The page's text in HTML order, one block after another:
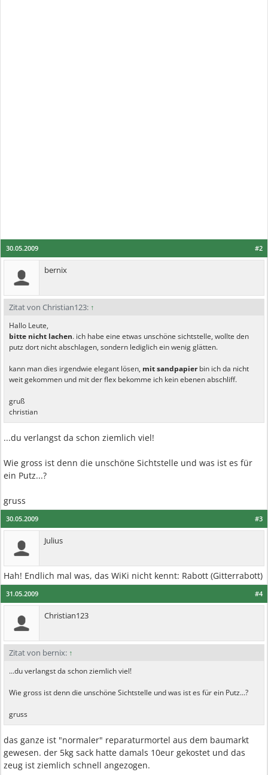
#2
30.05.2009
bernix
Zitat von Christian123: ↑
Hallo Leute,
bitte nicht lachen. ich habe eine etwas unschöne sichtstelle, wollte den
putz dort nicht abschlagen, sondern lediglich ein wenig glätten.
kann man dies irgendwie elegant lösen, mit sandpapierbin ich da nicht
weit gekommen und mit der flex bekomme ich kein ebenen abschliff.
gruß
christian
...du verlangst da schon ziemlich viel!
Wie gross ist denn die unschöne Sichtstelle und was ist es für
ein Putz...?
gruss
#3
30.05.2009
Julius
Hah! Endlich mal was, das WiKi nicht kennt: Rabott (Gitterrabott)
#4
31.05.2009
Christian123
Zitat von bernix: ↑
...du verlangst da schon ziemlich viel!
Wie gross ist denn die unschöne Sichtstelle und was ist es für ein Putz...?
gruss
das ganze ist "normaler" reparaturmortel aus dem baumarkt
gewesen. der 5kg sack hatte damals 10eur gekostet und das
zeug ist ziemlich schnell angezogen.